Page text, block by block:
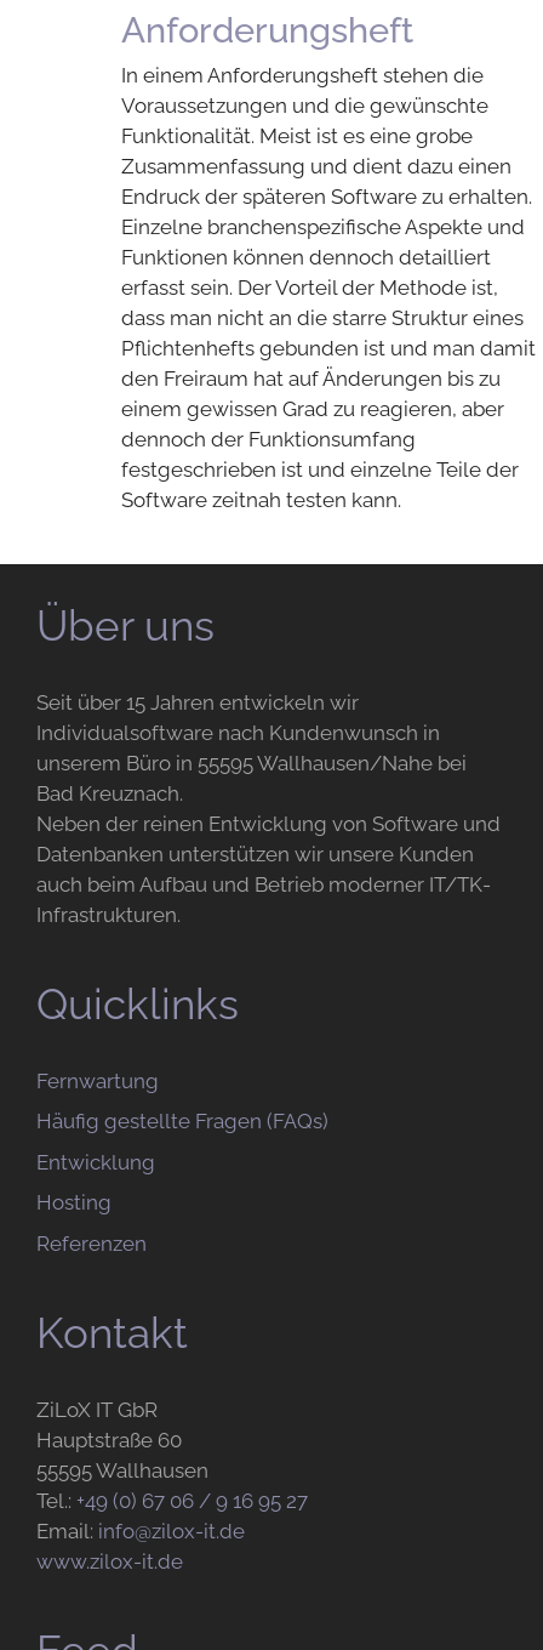
Anforderungsheft
In einem Anforderungsheft stehen die
Voraussetzungen und die gewünschte
Funktionalität. Meist ist es eine grobe
Zusammenfassung und dient dazu einen
Endruck der späteren Software zu erhalten.
Einzelne branchenspezifische Aspekte und
Funktionen können dennoch detailliert
erfasst sein. Der Vorteil der Methode ist,
dass man nicht an die starre Struktur eines
Pflichtenhefts gebunden ist und man damit
den Freiraum hat auf Änderungen bis zu
einem gewissen Grad zu reagieren, aber
dennoch der Funktionsumfang
festgeschrieben ist und einzelne Teile der
Software zeitnah testen kann.
Über uns
Seit über 15 Jahren entwickeln wir
Individualsoftware nach Kundenwunsch in
unserem Büro in 55595 Wallhausen/Nahe bei
Bad Kreuznach.
Neben der reinen Entwicklung von Software und
Datenbanken unterstützen wir unsere Kunden
auch beim Aufbau und Betrieb moderner IT/TK-
Infrastrukturen.
Quicklinks
Fernwartung
Häufig gestellte Fragen (FAQs)
Entwicklung
Hosting
Referenzen
Kontakt
ZiLoX IT GbR
Hauptstraße 60
55595 Wallhausen
Tel.: +49 (0) 67 06 / 9 16 95 27
Email: info@zilox-it.de
www.zilox-it.de